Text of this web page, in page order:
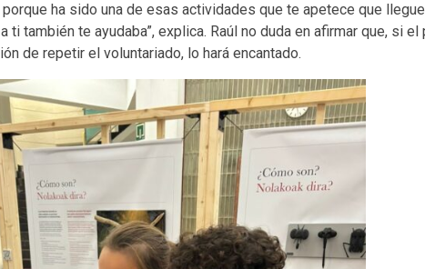
ha sido una de esas actividades que te apetece que
también te ayudaba”, explica. Raúl no duda en afirmar que, si
de repetir el voluntariado, lo hará encantado.